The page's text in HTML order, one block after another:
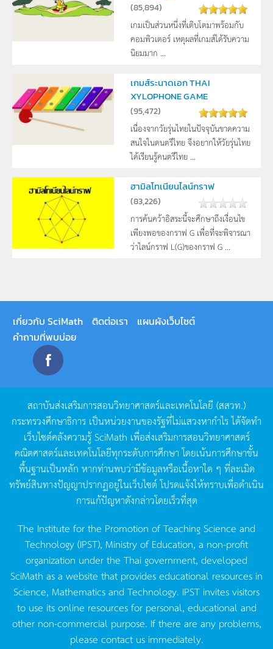
(85,894)
เกมเป็นส่วนหนึ่งที่เติบโตมาพร้อมกับ
คอมพิวเตอร์ เหตุผลที่เกมส์ได้รับความ
นิยมมาก ...
เกมส์ระนาดเอก THAI
XYLOPHONE GAME
(95,472)
เนื่องจากวัยรุ่นไทยในปัจจุบันขาดความ
สนใจในดนตรีไทย จึงอยากให้วัยรุ่นไทย
ได้เรียนรู้คนตรีไทย ...
ฮามิลโทเนียนไลน์กราฟ
(83,226)
การค้นคว้าอิสระนี้จะศึกษาถึงเงื่อนไข
เพียงพอของกราฟ G เพื่อที่จะพิจารณา
ว่าไลน์กราฟ L(G)ของกราฟ G ...
เกี่ยวกับ SciMath ติดต่อเรา
แผนผังเว็บไซต์
คำถามที่พบบ่อย
สถาบันส่งเสริมการสอนวิทยาศาสตร์และเทคโนโลยี (สสวท.)
กระทรวงศึกษาธิการ เป็นหน่วยงานของรัฐที่ไม่แสวงหากำไรได้จัดทำ
เว็บไซต์คลังความรู้SciMath เพื่อส่งเสริมการสอนวิทยาศาสตร์
คณิตศาสตร์และเทคโนโลยีทุกระดับการศึกษา โดยเน้นการศึกษาขั้น
พื้นฐานเป็นหลัก หากท่านพบว่ามีข้อมูลหรือเนื้อหาใด ๆ ที่ละเมิด
ทรัพย์สินทางปัญญาปรากฏอยู่ในเว็บไซต์โปรดแจ้งให้ทราบเพื่อดำเนิน
การแก้ปัญหาดังกล่าวโดยเร็วที่สุด
The Institute for the Promotion of Teaching Science and
Technology (IPST), Ministry of Education, a non-profit
organization under the Thai government, developed
SciMath as a website that provides educational resources in
Science, Mathematics and Technology. IPST invites visitors
to use its online resources for personal, educational and
other non-commercial purpose. If there are any problems,
please contact us immediately.